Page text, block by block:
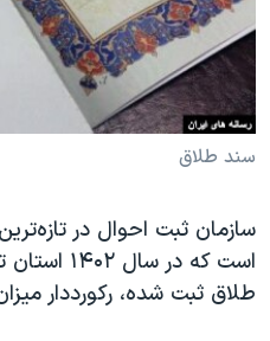
فرهنگ و زندگی
حقوق شهروندی
اقتصادی
علم و فناوری
گالری عکس
آرشیو پخش زنده
مستندها
انتخابات ریاست جمهوری آمریکا ۲۰۲۴
حمله جمهوری اسلامی به اسرائیل
رمز مهسا
اعتراضات زن، زندگی، آزادی
مجموعه مستندهای دادخواهی
دنبال کنید
سند طلاق
سازمان ثبت احوال در
طلاق ثبت شده، رکورددار